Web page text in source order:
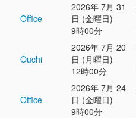
Office
2026年 7月 31
日 (金曜日)
9時00分
Ouchi
2026年 7月 20
日 (月曜日)
12時00分
Office
2026年 7月 24
日 (金曜日)
9時00分